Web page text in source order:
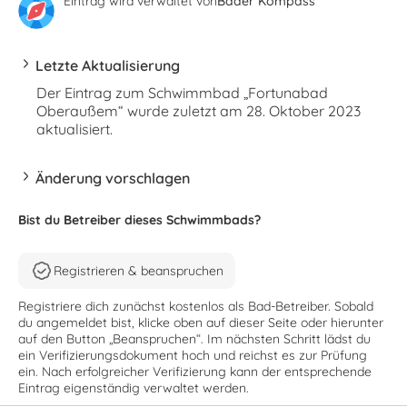
Letzte Aktualisierung
Der Eintrag zum Schwimmbad „Fortunabad
Oberaußem“ wurde zuletzt am 28. Oktober 2023
aktualisiert.
Änderung vorschlagen
Bist du Betreiber dieses Schwimmbads?
Registrieren & beanspruchen
Registriere dich zunächst kostenlos als Bad-Betreiber. Sobald
du angemeldet bist, klicke oben auf dieser Seite oder hierunter
auf den Button „Beanspruchen“. Im nächsten Schritt lädst du
ein Verifizierungsdokument hoch und reichst es zur Prüfung
ein. Nach erfolgreicher Verifizierung kann der entsprechende
Eintrag eigenständig verwaltet werden.